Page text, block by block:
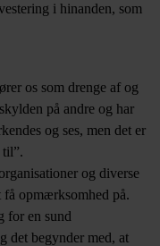
i hinanden, som
os som drenge af og
på andre og har
og ses, men det er
og diverse
få opmærksomhed på.
for en sund
det begynder med, at